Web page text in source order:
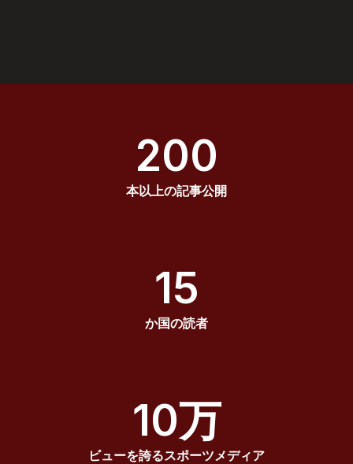
200
本以上の記事公開
15
か国の読者
10万
ビューを誇るスポーツメディア